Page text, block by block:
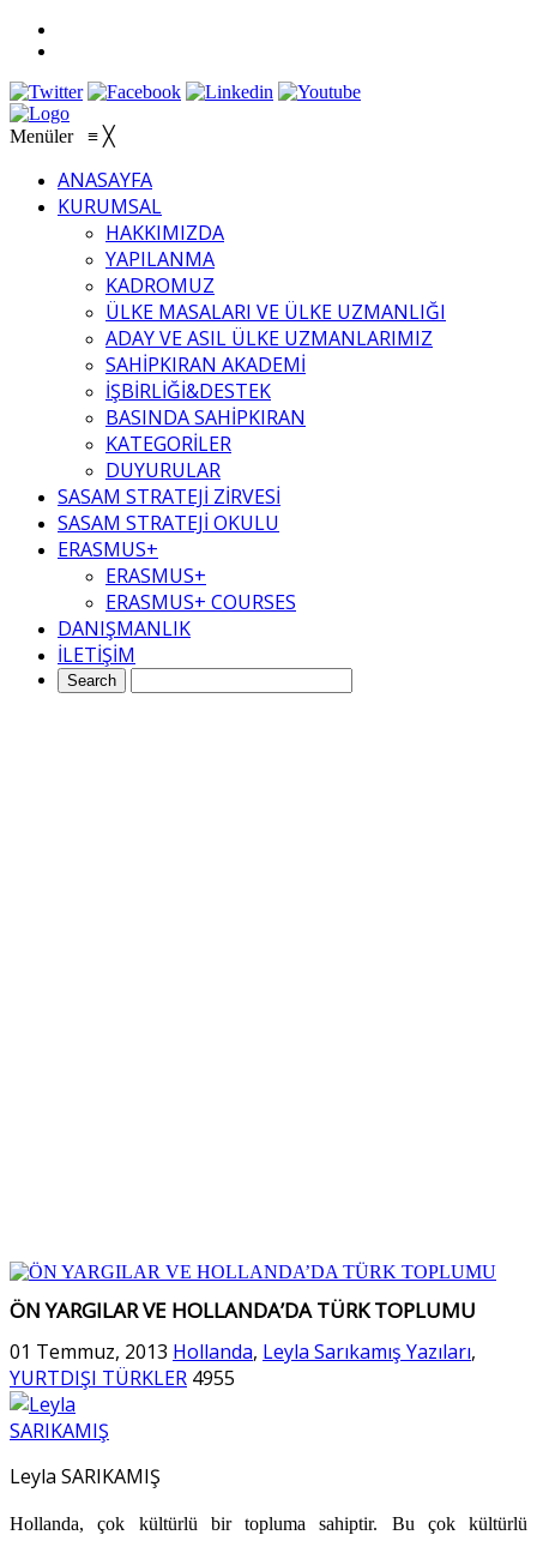
Menüler ≡ ╳
ANASAYFA
KURUMSAL
HAKKIMIZDA
YAPILANMA
KADROMUZ
ÜLKE MASALARI VE ÜLKE UZMANLIĞI
ADAY VE ASIL ÜLKE UZMANLARIMIZ
SAHİPKIRAN AKADEMİ
İŞBİRLİĞİ&DESTEK
BASINDA SAHİPKIRAN
KATEGORİLER
DUYURULAR
SASAM STRATEJİ ZİRVESİ
SASAM STRATEJİ OKULU
ERASMUS+
ERASMUS+
ERASMUS+ COURSES
DANIŞMANLIK
İLETİŞİM
ÖN YARGILAR VE HOLLANDA’DA TÜRK TOPLUMU
01 Temmuz, 2013 Hollanda, Leyla Sarıkamış Yazıları,
YURTDIŞI TÜRKLER 4955
Leyla SARIKAMIŞ
Hollanda, çok kültürlü bir topluma sahiptir. Bu çok kültürlü